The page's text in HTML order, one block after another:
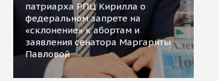
патриарха РПЦ Кирилла о
федеральном запрете на
«склонение» к абортам и
заявления сенатора Маргариты
Павловой